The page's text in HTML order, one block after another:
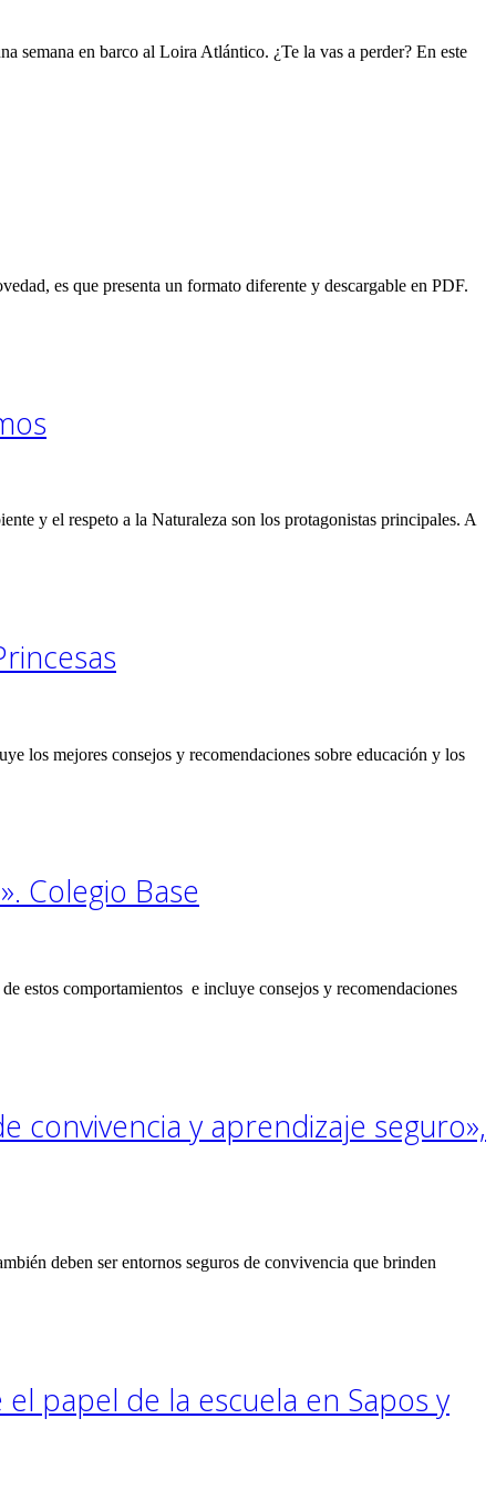
semana en barco al Loira Atlántico. ¿Te la vas a perder? En este
es que presenta un formato diferente y descargable en PDF.
y el respeto a la Naturaleza son los protagonistas principales. A
los mejores consejos y recomendaciones sobre educación y los
Colegio Base
estos comportamientos e incluye consejos y recomendaciones
convivencia y aprendizaje seguro»,
deben ser entornos seguros de convivencia que brinden
papel de la escuela en Sapos y